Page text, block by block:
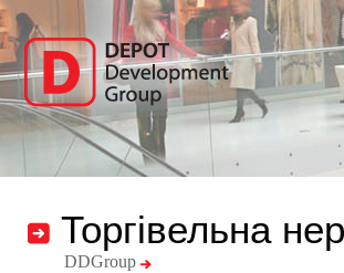
Торгівельна
DDGroup